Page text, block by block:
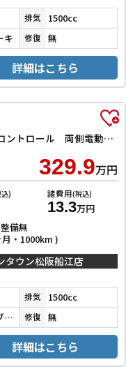
排気 1500cc
キ 修復 無
詳細はこちら
エアー バックカメラ オートクルーズコントロール 両側電動スライドドア オートライト スマートキー 電動格納ミラー 3列シート ウォークスルー CVT アルミホイール USB ABS ESC エアコン
329.9万円
) 諸費用(税込)
13.3万円
備無
・1000km )
タウン松阪船江店
排気 1500cc
クリスタルブラックパール 修復 無
詳細はこちら